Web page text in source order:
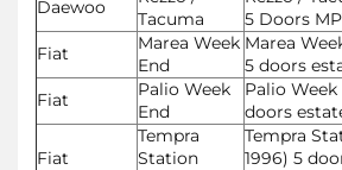
Daewoo
Tacuma
5 Doors
Fiat
Marea Week
End
Marea
5 doors
Fiat
Palio Week
End
Palio Week
doors
Fiat
Tempra
Station
Tempra
1996) 5